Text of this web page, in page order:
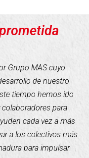
Grupo MAS cuyo
de nuestro
tiempo hemos ido
para
cada vez a más
a los colectivos más
para impulsar